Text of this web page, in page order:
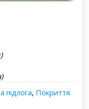
підлога, Покриття